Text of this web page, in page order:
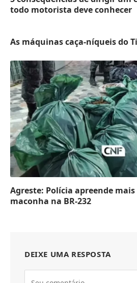
todo motorista deve conhecer
As máquinas caça-níqueis do
Agreste: Polícia apreende mais
maconha na BR-232
DEIXE UMA RESPOSTA